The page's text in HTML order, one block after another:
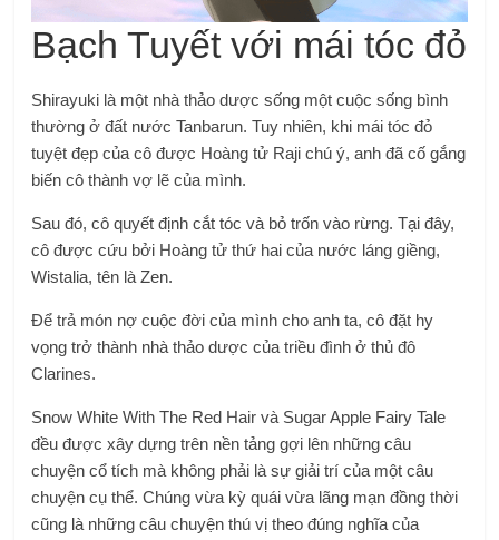
Bạch Tuyết với mái tóc đỏ
Shirayuki là một nhà thảo dược sống một cuộc sống bình
thường ở đất nước Tanbarun. Tuy nhiên, khi mái tóc đỏ
tuyệt đẹp của cô được Hoàng tử Raji chú ý, anh đã cố gắng
biến cô thành vợ lẽ của mình.
Sau đó, cô quyết định cắt tóc và bỏ trốn vào rừng. Tại đây,
cô được cứu bởi Hoàng tử thứ hai của nước láng giềng,
Wistalia, tên là Zen.
Để trả món nợ cuộc đời của mình cho anh ta, cô đặt hy
vọng trở thành nhà thảo dược của triều đình ở thủ đô
Clarines.
Snow White With The Red Hair và Sugar Apple Fairy Tale
đều được xây dựng trên nền tảng gợi lên những câu
chuyện cổ tích mà không phải là sự giải trí của một câu
chuyện cụ thể. Chúng vừa kỳ quái vừa lãng mạn đồng thời
cũng là những câu chuyện thú vị theo đúng nghĩa của